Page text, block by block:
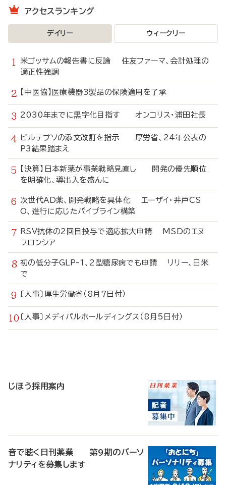
アクセスランキング
デイリー ウィークリー
米ゴッサムの報告書に反論 住友ファーマ、会計処理の
適正性強調
【中医協】医療機器3製品の保険適用を了承
2030年までに黒字化目指す オンコリス・浦田社長
ビルテプソの添文改訂を指示 厚労省、24年公表の
P3結果踏まえ
【決算】日本新薬が事業戦略見直し 開発の優先順位
を明確化、導出入を盛んに
次世代AD薬、開発戦略を具体化 エーザイ・井戸CS
O、進行に応じたパイプライン構築
RSV抗体の2回目投与で適応拡大申請 MSDのエヌ
フロンシア
初の低分子GLP-1、2型糖尿病でも申請 リリー、日米
で
〔人事〕厚生労働省（8月7日付）
〔人事〕メディパルホールディングス（8月5日付）
じほう採用案内
音で聴く日刊薬業 第9期のパーソ
ナリティを募集します